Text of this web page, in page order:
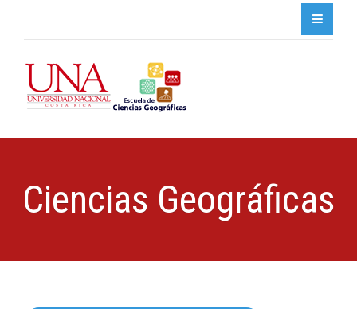
Ciencias Geográficas